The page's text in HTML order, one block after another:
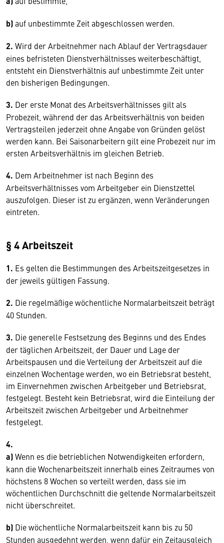
b)auf unbestimmte Zeit abgeschlossen werden.
2. Wird der Arbeitnehmer nach Ablauf der Vertragsdauer
eines befristeten Dienstverhältnisses weiterbeschäftigt,
entsteht ein Dienstverhältnis auf unbestimmte Zeit unter
den bisherigen Bedingungen.
3. Der erste Monat des Arbeitsverhältnisses gilt als
Probezeit, während der das Arbeitsverhältnis von beiden
Vertragsteilen jederzeit ohne Angabe von Gründen gelöst
werden kann. Bei Saisonarbeitern gilt eine Probezeit nur im
ersten Arbeitsverhältnis im gleichen Betrieb.
4. Dem Arbeitnehmer ist nach Beginn des
Arbeitsverhältnisses vom Arbeitgeber ein Dienstzettel
auszufolgen. Dieser ist zu ergänzen, wenn Veränderungen
eintreten.
§ 4 Arbeitszeit
1. Es gelten die Bestimmungen des Arbeitszeitgesetzes in
der jeweils gültigen Fassung.
2. Die regelmäßige wöchentliche Normalarbeitszeit beträgt
40 Stunden.
3. Die generelle Festsetzung des Beginns und des Endes
der täglichen Arbeitszeit, der Dauer und Lage der
Arbeitspausen und die Verteilung der Arbeitszeit auf die
einzelnen Wochentage werden, wo ein Betriebsrat besteht,
im Einvernehmen zwischen Arbeitgeber und Betriebsrat,
festgelegt. Besteht kein Betriebsrat, wird die Einteilung der
Arbeitszeit zwischen Arbeitgeber und Arbeitnehmer
festgelegt.
4.
a)Wenn es die betrieblichen Notwendigkeiten erfordern,
kann die Wochenarbeitszeit innerhalb eines Zeitraumes von
höchstens 8 Wochen so verteilt werden, dass sie im
wöchentlichen Durchschnitt die geltende Normalarbeitszeit
nicht überschreitet.
b) Die wöchentliche Normalarbeitszeit kann bis zu 50
Stunden ausgedehnt werden, wenn dafür ein Zeitausgleich